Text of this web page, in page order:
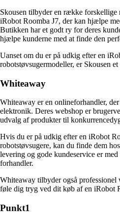
Skousen tilbyder en række forskellige
iRobot Roomba J7, der kan hjælpe
Butikken har et godt ry for deres
hjælpe kunderne med at finde den
Uanset om du er på udkig efter en
robotstøvsugermodeller, er Skousen
Whiteaway
Whiteaway er en onlineforhandler,
elektronik. Deres webshop er
udvalg af produkter til
Hvis du er på udkig efter en iRobot
robotstøvsugere, kan du finde dem
levering og gode kundeservice er
forhandler.
Whiteaway tilbyder også professionel
føle dig tryg ved dit køb af en iRobot
Punkt1